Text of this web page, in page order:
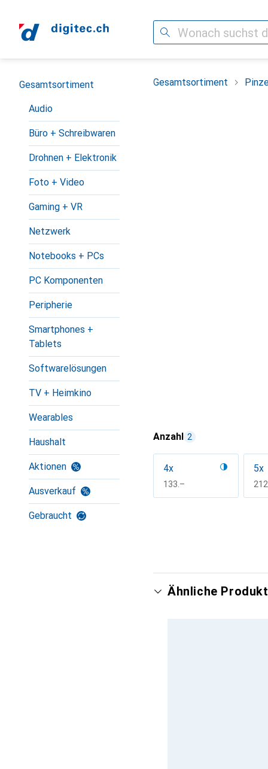
Suche
Navigation nach Kategorien
Gesamtsortiment
Audio
Büro + Schreibwaren
Drohnen + Elektronik
Foto + Video
Gaming + VR
Netzwerk
Notebooks + PCs
PC Komponenten
Peripherie
Smartphones +
Tablets
Softwarelösungen
TV + Heimkino
Wearables
Haushalt
Aktionen
Ausverkauf
Gebraucht
Gesamtsortiment
Anzahl 2
4x
CHF
133.–
5x
CHF
Ähnliche